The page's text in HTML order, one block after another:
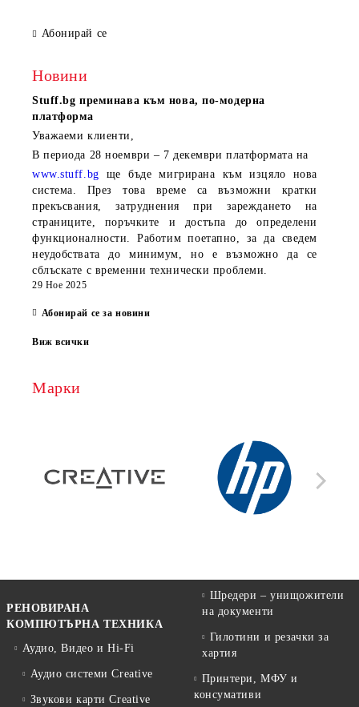
Абонирай се
Новини
Stuff.bg преминава към нова, по-модерна
платформа
Уважаеми клиенти,
В периода 28 ноември – 7 декември платформата на
www.stuff.bg ще бъде мигрирана към изцяло нова
система. През това време са възможни кратки
прекъсвания, затруднения при зареждането на
страниците, поръчките и достъпа до определени
функционалности. Работим поетапно, за да сведем
неудобствата до минимум, но е възможно да се
сблъскате с временни технически проблеми.
29 Ное 2025
Абонирай се за новини
Виж всички
Марки
РЕНОВИРАНА
КОМПЮТЪРНА ТЕХНИКА
Аудио, Видео и Hi-Fi
Аудио системи Creative
Звукови карти Creative
Шредери – унищожители
на документи
Гилотини и резачки за
хартия
Принтери, МФУ и
консумативи